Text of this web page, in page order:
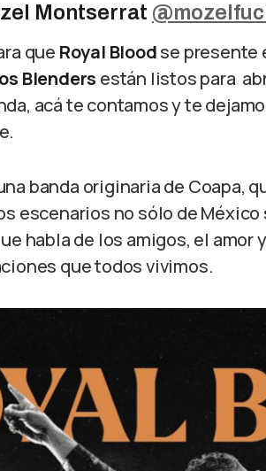
Montserrat
que Royal Bloodse presente
Blenders están listos para
acá te contamos y te
banda originaria de Coapa,
escenarios no sólo de México
habla de los amigos, el amor
que todos vivimos.